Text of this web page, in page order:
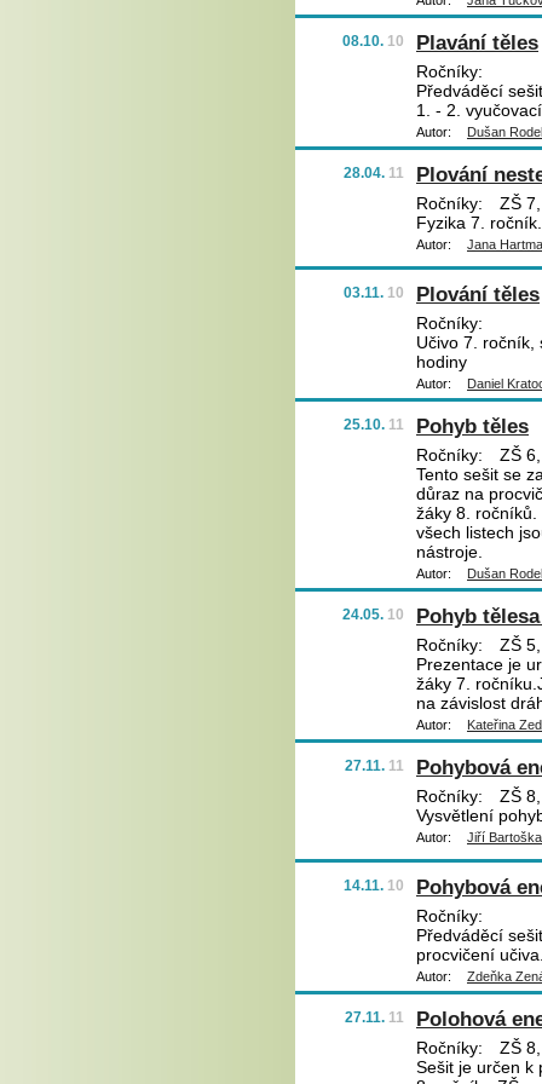
08.10. 10 Plavání těles
Ročníky:
Předváděcí
1. - 2.
Autor: Dušan
28.04. 11 Plování
Ročníky:
ZŠ 7,
Fyzika 7.
Autor: Jana
03.11. 10 Plování těles
Ročníky:
Učivo 7. ročník,
hodiny
Autor: Daniel
25.10. 11 Pohyb těles
Ročníky:
ZŠ 6,
Tento sešit se
důraz na
žáky 8.
všech listech
nástroje.
Autor: Dušan
24.05. 10 Pohyb
Ročníky:
ZŠ
Prezentace je
žáky 7.
na závislost
Autor: Kateřina
27.11. 11 Pohybová
Ročníky:
ZŠ 8,
Vysvětlení
Autor: Jiří Bartoška
14.11. 10 Pohybová
Ročníky:
Předváděcí
procvičení
Autor: Zdeňka
27.11. 11 Polohová
Ročníky:
ZŠ 8,
Sešit je určen k